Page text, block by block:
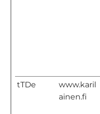
tTDe
www.karil
ainen.fi